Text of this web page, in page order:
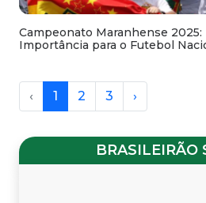
Campeonato Maranhense 2025:
Importância para o Futebol
‹ 1 2 3 ›
BRASILEIRÃO